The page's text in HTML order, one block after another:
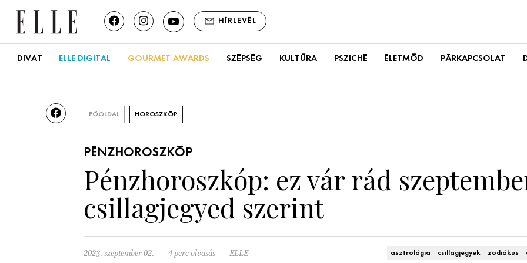
HÍRLEVÉL
DIVAT ELLE DIGITAL GOURMET AWARDS SZÉPSÉG KULTÚRA PSZICHÉ ÉLETMÓD PÁRKAPCSOLAT
FŐOLDAL HOROSZKÓP
PÉNZHOROSZKÓP
Pénzhoroszkóp: ez vár rád
csillagjegyed szerint
2023. szeptember 02. 4 perc olvasás ELLE asztrológia csillagjegyek zodiákus